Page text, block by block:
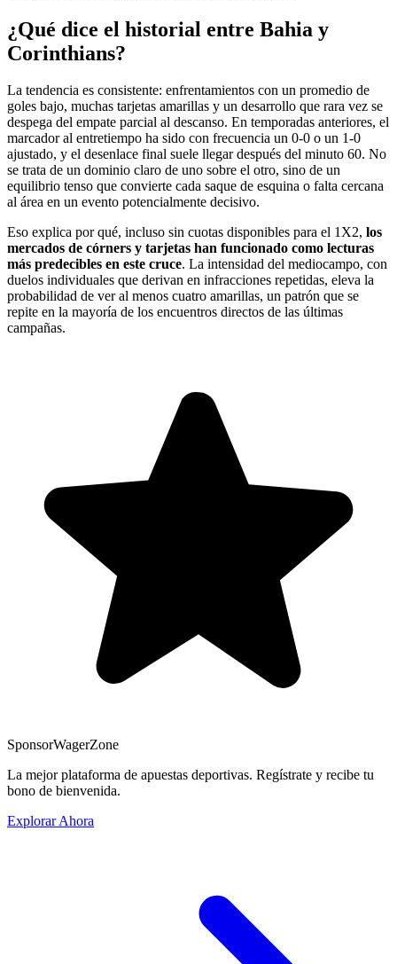
¿Qué dice el historial entre Bahia y
Corinthians?
La tendencia es consistente: enfrentamientos con un promedio de
goles bajo, muchas tarjetas amarillas y un desarrollo que rara vez se
despega del empate parcial al descanso. En temporadas anteriores, el
marcador al entretiempo ha sido con frecuencia un 0-0 o un 1-0
ajustado, y el desenlace final suele llegar después del minuto 60. No
se trata de un dominio claro de uno sobre el otro, sino de un
equilibrio tenso que convierte cada saque de esquina o falta cercana
al área en un evento potencialmente decisivo.
Eso explica por qué, incluso sin cuotas disponibles para el 1X2, los
mercados de córners y tarjetas han funcionado como lecturas
más predecibles en este cruce. La intensidad del mediocampo, con
duelos individuales que derivan en infracciones repetidas, eleva la
probabilidad de ver al menos cuatro amarillas, un patrón que se
repite en la mayoría de los encuentros directos de las últimas
campañas.
SponsorWagerZone
La mejor plataforma de apuestas deportivas. Regístrate y recibe tu
bono de bienvenida.
Explorar Ahora